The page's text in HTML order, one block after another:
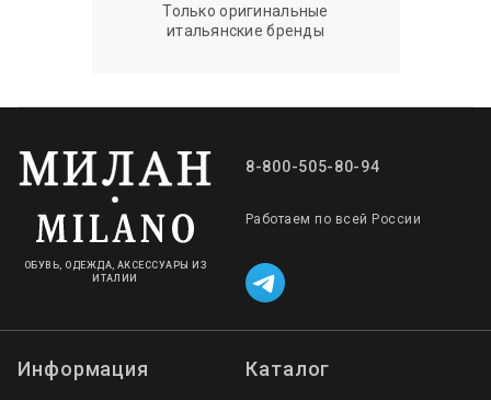
Только оригинальные
итальянские бренды
ОБУВЬ, ОДЕЖДА, АКСЕССУАРЫ ИЗ
ИТАЛИИ
8-800-505-80-94
Работаем по всей России
Информация Каталог